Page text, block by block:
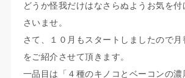
どうか怪我だけはなさらぬようお気を
さいませ。
さて、１０月もスタートしましたので月
をご紹介させて頂きます。
一品目は「４種のキノコとベーコンの濃